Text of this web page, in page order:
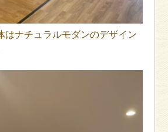
はナチュラルモダンのデザイン